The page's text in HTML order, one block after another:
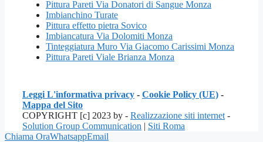
Pittura Pareti Via Donatori di Sangue Monza
Imbianchino Turate
Pittura effetto pietra Sovico
Imbiancatura Via Dolomiti Monza
Tinteggiatura Muro Via Giacomo Carissimi Monza
Pittura Pareti Viale Brianza Monza
Leggi L'informativa privacy - Cookie Policy (UE) -
Mappa del Sito
COPYRIGHT [c] 2023 by - Realizzazione siti internet -
Solution Group Communication | Siti Roma
Chiama OraWhatsappEmail